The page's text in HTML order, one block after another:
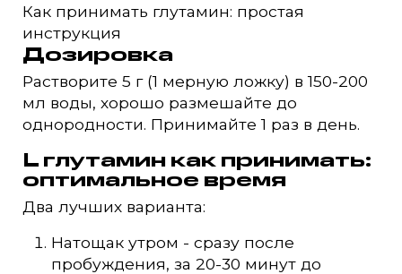
Как принимать глутамин: простая
инструкция
Дозировка
Растворите 5 г (1 мерную ложку) в 150-200
мл воды, хорошо размешайте до
однородности. Принимайте 1 раз в день.
L глутамин как принимать:
оптимальное время
Два лучших варианта:
Натощак утром - сразу после
пробуждения, за 20-30 минут до